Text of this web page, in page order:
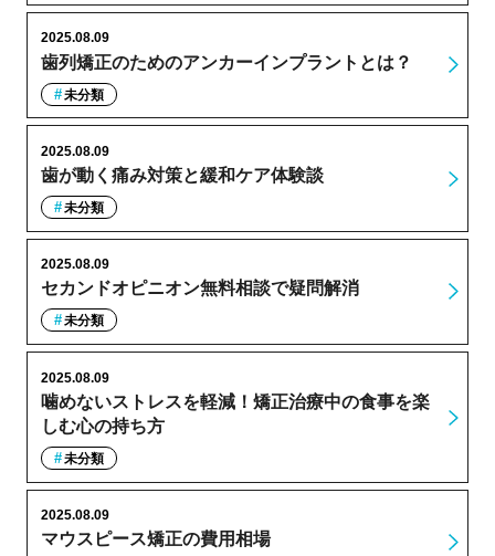
歯列矯正のためのアンカーインプラントとは？
2025.08.09
未分類
歯が動く痛み対策と緩和ケア体験談
2025.08.09
未分類
セカンドオピニオン無料相談で疑問解消
2025.08.09
未分類
噛めないストレスを軽減！矯正治療中の食事を楽
しむ心の持ち方
2025.08.09
未分類
マウスピース矯正の費用相場
2025.08.09